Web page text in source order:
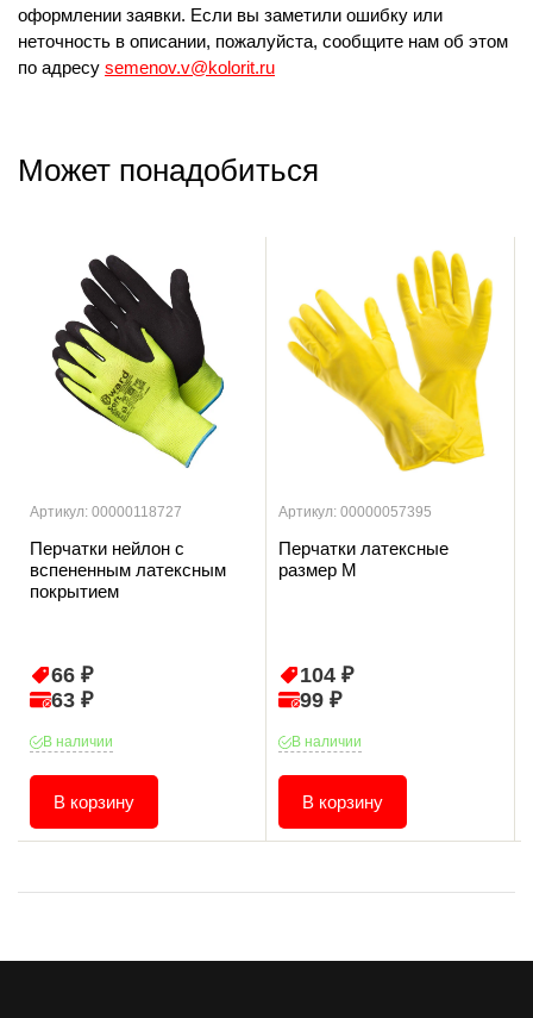
оформлении заявки. Если вы заметили ошибку или
неточность в описании, пожалуйста, сообщите нам об этом
по адресу semenov.v@kolorit.ru
Может понадобиться
Артикул: 00000118727
Перчатки нейлон с
вспененным латексным
покрытием
66 ₽
63 ₽
В наличии
В корзину
Артикул: 00000057395
Перчатки латексные
размер М
104 ₽
99 ₽
В наличии
В корзину